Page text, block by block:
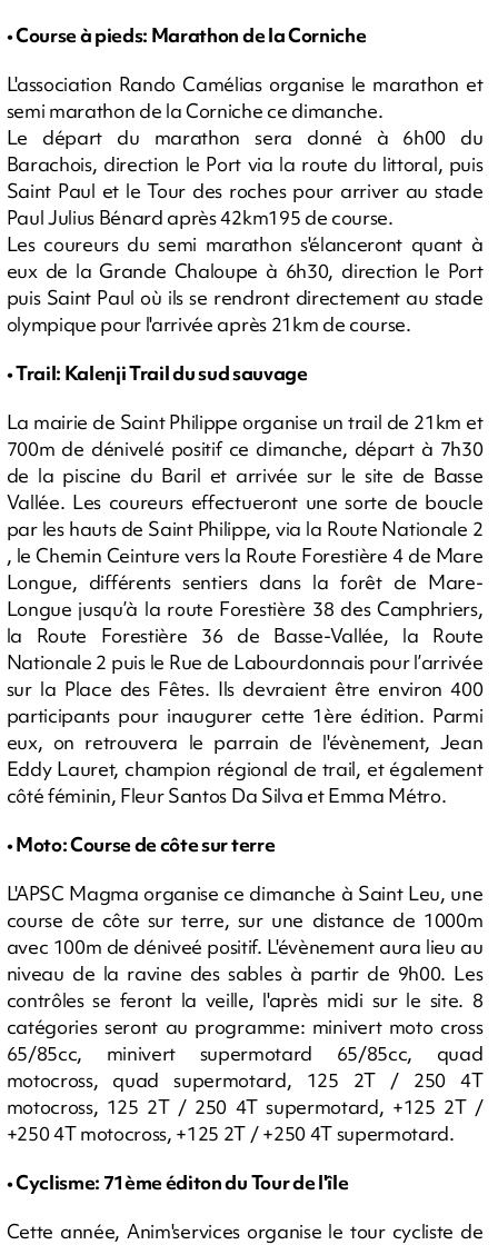
• Course à pieds: Marathon de la Corniche
L'association Rando Camélias organise le marathon et
semi marathon de la Corniche ce dimanche.
Le départ du marathon sera donné à 6h00 du
Barachois, direction le Port via la route du littoral, puis
Saint Paul et le Tour des roches pour arriver au stade
Paul Julius Bénard après 42km195 de course.
Les coureurs du semi marathon s'élanceront quant à
eux de la Grande Chaloupe à 6h30, direction le Port
puis Saint Paul où ils se rendront directement au stade
olympique pour l'arrivée après 21km de course.
• Trail: Kalenji Trail du sud sauvage
La mairie de Saint Philippe organise un trail de 21km et
700m de dénivelé positif ce dimanche, départ à 7h30
de la piscine du Baril et arrivée sur le site de Basse
Vallée. Les coureurs effectueront une sorte de boucle
par les hauts de Saint Philippe, via la Route Nationale 2
, le Chemin Ceinture vers la Route Forestière 4 de Mare
Longue, différents sentiers dans la forêt de Mare-
Longue jusqu’à la route Forestière 38 des Camphriers,
la Route Forestière 36 de Basse-Vallée, la Route
Nationale 2 puis le Rue de Labourdonnais pour l’arrivée
sur la Place des Fêtes. Ils devraient être environ 400
participants pour inaugurer cette 1ère édition. Parmi
eux, on retrouvera le parrain de l'évènement, Jean
Eddy Lauret, champion régional de trail, et également
côté féminin, Fleur Santos Da Silva et Emma Métro.
• Moto: Course de côte sur terre
L'APSC Magma organise ce dimanche à Saint Leu, une
course de côte sur terre, sur une distance de 1000m
avec 100m de déniveé positif. L'évènement aura lieu au
niveau de la ravine des sables à partir de 9h00. Les
contrôles se feront la veille, l'après midi sur le site. 8
catégories seront au programme: minivert moto cross
65/85cc, minivert supermotard 65/85cc, quad
motocross, quad supermotard, 125 2T / 250 4T
motocross, 125 2T / 250 4T supermotard, +125 2T /
+250 4T motocross, +125 2T / +250 4T supermotard.
• Cyclisme: 71ème éditon du Tour de l'île
Cette année, Anim'services organise le tour cycliste de